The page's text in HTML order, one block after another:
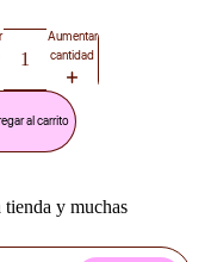
Aumentar
cantidad
al carrito
y muchas